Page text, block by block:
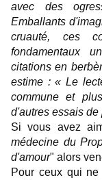
avec des
Emballants
cruauté, ces
fondamentaux
citations en
estime : « Le
commune et
d'autres essais
Si vous avez
médecine du
d'amour" alors
Pour ceux qui